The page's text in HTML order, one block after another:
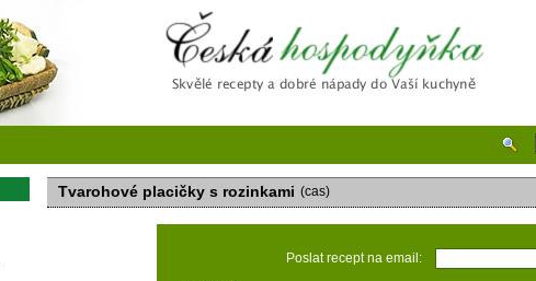
Česká hospodyňka
Tvarohové placičky s rozinkami (cas)
Poslat recept na email: